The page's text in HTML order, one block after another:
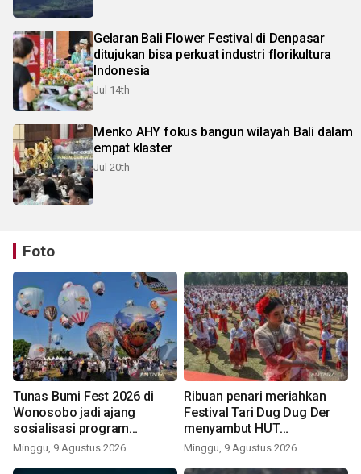
Gelaran Bali Flower Festival di Denpasar
ditujukan bisa perkuat industri florikultura
Indonesia
Jul 14th
Menko AHY fokus bangun wilayah Bali dalam
empat klaster
Jul 20th
Foto
Tunas Bumi Fest 2026 di
Wonosobo jadi ajang
sosialisasi program
pemerintah lewat balon
Minggu, 9 Agustus 2026
Ribuan penari meriahkan
Festival Tari Dug Dug Der
menyambut HUT
Kemerdekaan
Minggu, 9 Agustus 2026